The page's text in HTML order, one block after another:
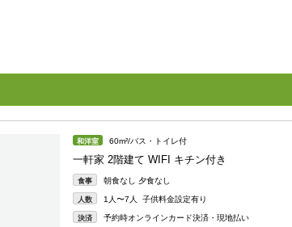
和洋室 60m²/バス・トイレ付
一軒家 2階建て WIFI キチン付き
食事 朝食なし 夕食なし
人数 1人〜7人 子供料金設定有り
決済 予約時オンラインカード決済・現地払い